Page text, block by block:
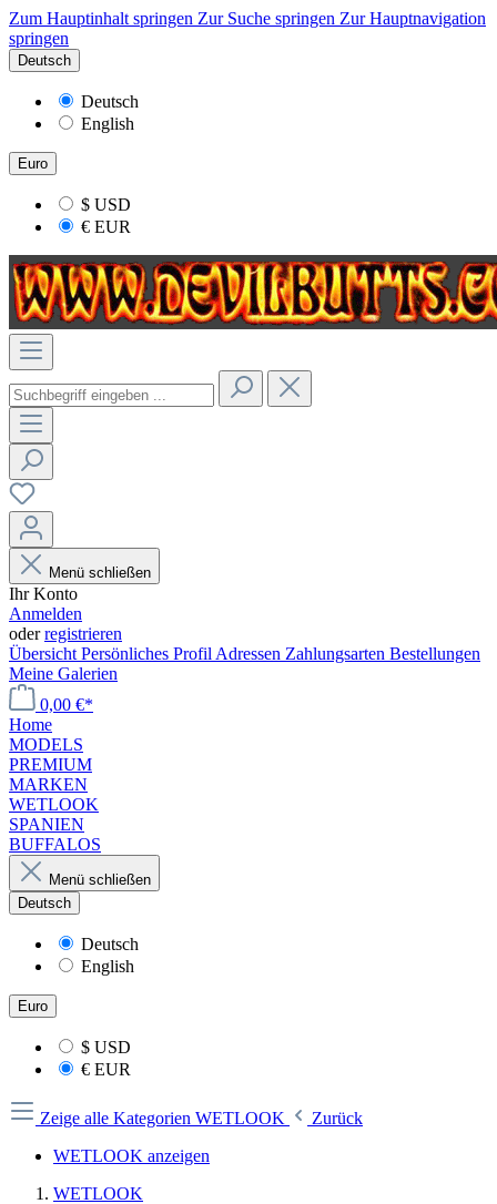
Zum Hauptinhalt springen Zur Suche springen Zur Hauptnavigation
springen
Deutsch
Deutsch
English
Euro
$ USD
€ EUR
Menü schließen
Ihr Konto
Anmelden
oderregistrieren
Übersicht Persönliches Profil Adressen Zahlungsarten Bestellungen
Meine Galerien
0,00 €*
Home
MODELS
PREMIUM
MARKEN
WETLOOK
SPANIEN
BUFFALOS
Menü schließen
Deutsch
Deutsch
English
Euro
$ USD
€ EUR
Zeige alle Kategorien WETLOOK
Zurück
WETLOOK anzeigen
WETLOOK